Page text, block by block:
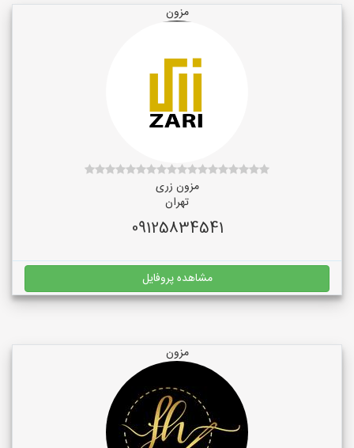
مزون
مزون زری
تهران
09125834541
مشاهده پروفایل
مزون